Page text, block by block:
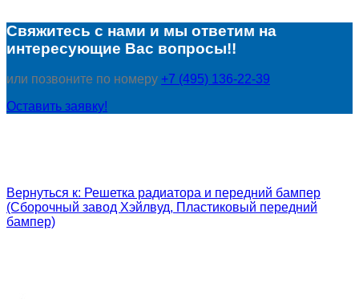
Свяжитесь с нами и мы ответим на
интересующие Вас вопросы!!
или позвоните по номеру +7 (495) 136-22-39
Оставить заявку!
Вернуться к: Решетка радиатора и передний бампер
(Сборочный завод Хэйлвуд, Пластиковый передний
бампер)